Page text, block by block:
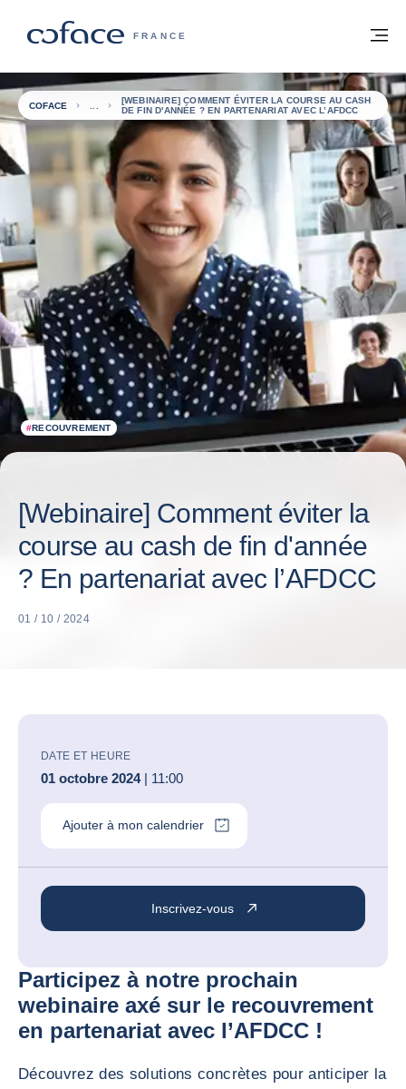
COFACE, FOR TRADE - PAGE
FRANCE
Retour à la page d'accueil
#RECOUVREMENT
COFACE
[WEBINAIRE] COMMENT ÉVITER LA COURSE AU CASH
DE FIN D'ANNÉE ? EN PARTENARIAT AVEC L’AFDCC
[Webinaire] Comment éviter la
course au cash de fin d'année
? En partenariat avec l’AFDCC
01 / 10 / 2024
DATE ET HEURE
01 octobre 2024| 11:00
Ajouter à mon calendrier
Inscrivez-vous
Participez à notre prochain
webinaire axé sur le recouvrement
en partenariat avec l’AFDCC !
Découvrez des solutions concrètes pour anticiper la